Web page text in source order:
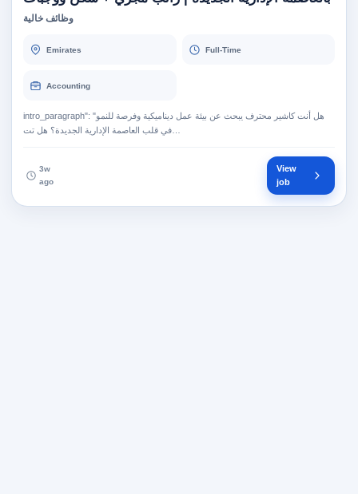
وظائف خالية
Emirates Full-Time
Accounting
intro_paragraph": "هل أنت كاشير محترف يبحث عن بيئة عمل ديناميكية وفرصة للنمو
3w
ago
View
job